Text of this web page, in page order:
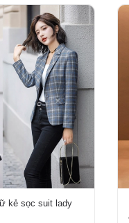
kẻ sọc suit lady